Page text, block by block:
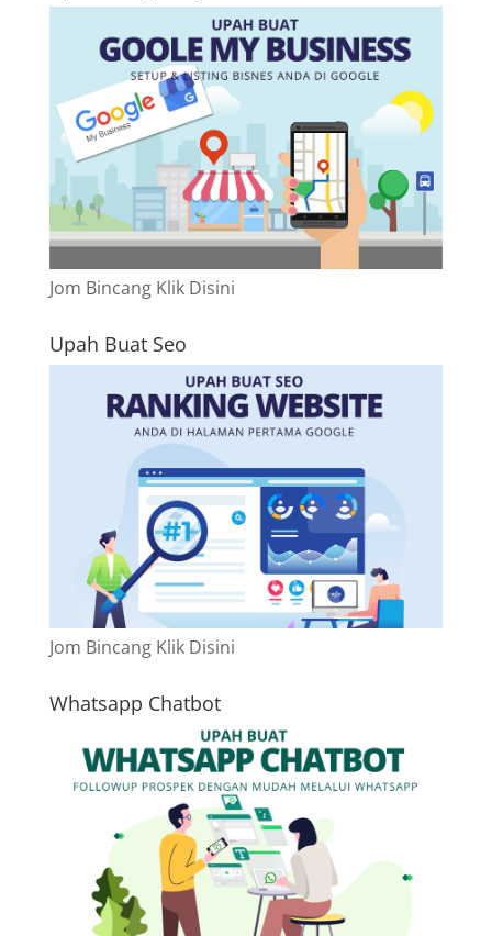
Jom Bincang Klik Disini
Upah Buat Seo
Jom Bincang Klik Disini
Whatsapp Chatbot